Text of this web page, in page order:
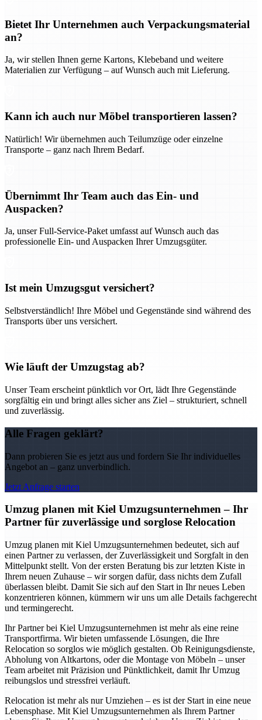
Bietet Ihr Unternehmen auch Verpackungsmaterial
an?
Ja, wir stellen Ihnen gerne Kartons, Klebeband und weitere
Materialien zur Verfügung – auf Wunsch auch mit Lieferung.
Kann ich auch nur Möbel transportieren lassen?
Natürlich! Wir übernehmen auch Teilumzüge oder einzelne
Transporte – ganz nach Ihrem Bedarf.
Übernimmt Ihr Team auch das Ein- und
Auspacken?
Ja, unser Full-Service-Paket umfasst auf Wunsch auch das
professionelle Ein- und Auspacken Ihrer Umzugsgüter.
Ist mein Umzugsgut versichert?
Selbstverständlich! Ihre Möbel und Gegenstände sind während des
Transports über uns versichert.
Wie läuft der Umzugstag ab?
Unser Team erscheint pünktlich vor Ort, lädt Ihre Gegenstände
sorgfältig ein und bringt alles sicher ans Ziel – strukturiert, schnell
und zuverlässig.
Alle Fragen geklärt?
Dann probieren Sie es jetzt aus und fordern Sie Ihr individuelles
Angebot an – ganz unverbindlich.
Jetzt Anfrage starten
Umzug planen mit Kiel Umzugsunternehmen – Ihr
Partner für zuverlässige und sorglose Relocation
Umzug planen mit Kiel Umzugsunternehmen bedeutet, sich auf
einen Partner zu verlassen, der Zuverlässigkeit und Sorgfalt in den
Mittelpunkt stellt. Von der ersten Beratung bis zur letzten Kiste in
Ihrem neuen Zuhause – wir sorgen dafür, dass nichts dem Zufall
überlassen bleibt. Damit Sie sich auf den Start in Ihr neues Leben
konzentrieren können, kümmern wir uns um alle Details fachgerecht
und termingerecht.
Ihr Partner bei Kiel Umzugsunternehmen ist mehr als eine reine
Transportfirma. Wir bieten umfassende Lösungen, die Ihre
Relocation so sorglos wie möglich gestalten. Ob Reinigungsdienste,
Abholung von Altkartons, oder die Montage von Möbeln – unser
Team arbeitet mit Präzision und Pünktlichkeit, damit Ihr Umzug
reibungslos und stressfrei verläuft.
Relocation ist mehr als nur Umziehen – es ist der Start in eine neue
Lebensphase. Mit Kiel Umzugsunternehmen als Ihrem Partner